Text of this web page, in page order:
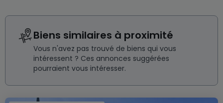
Biens similaires à proximité
Vous n'avez pas trouvé de biens qui vous
intéressent ? Ces annonces suggérées
pourraient vous intéresser.